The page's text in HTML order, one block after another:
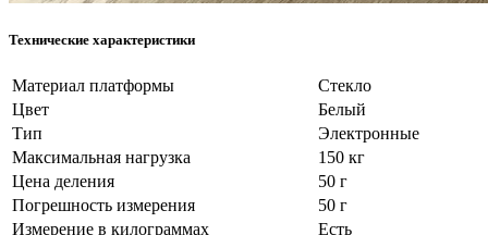
Технические характеристики
Материал платформы
Стекло
Цвет
Белый
Тип
Электронные
Максимальная нагрузка
150 кг
Цена деления
50 г
Погрешность измерения
50 г
Измерение в килограммах
Есть